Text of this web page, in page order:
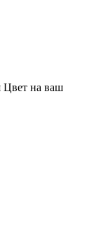
Цвет на ваш